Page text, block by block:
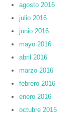
agosto 2016
julio 2016
junio 2016
mayo 2016
abril 2016
marzo 2016
febrero 2016
enero 2016
octubre 2015